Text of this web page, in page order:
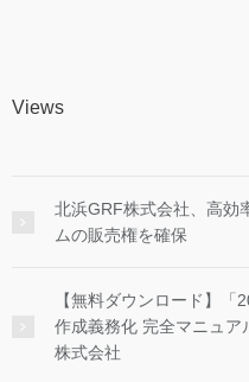
Views
北浜GRF株式会社、高効
ムの販売権を確保
【無料ダウンロード】
作成義務化 完全マニュア
株式会社